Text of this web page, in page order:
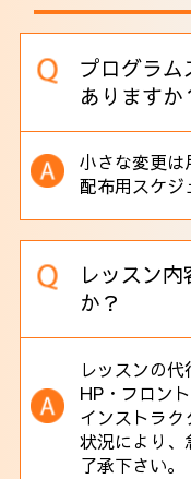
プログラム
ありますか
小さな変更は
配布用スケジ
レッスン
か？
レッスンの
HP・フロン
インストラ
状況により、
了承下さい。